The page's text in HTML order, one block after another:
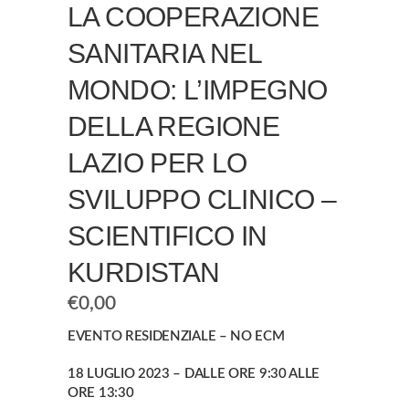
LA COOPERAZIONE
SANITARIA NEL
MONDO: L’IMPEGNO
DELLA REGIONE
LAZIO PER LO
SVILUPPO CLINICO –
SCIENTIFICO IN
KURDISTAN
€0,00
EVENTO RESIDENZIALE – NO ECM
18 LUGLIO 2023 – DALLE ORE 9:30 ALLE
ORE 13:30